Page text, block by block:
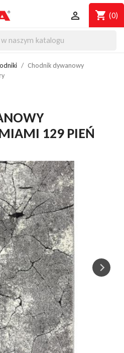
shopping_cart (0)

Chodnik dywanowy
129 PIEŃ